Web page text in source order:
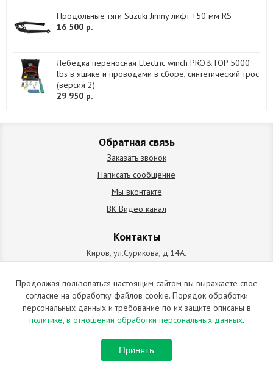
Продольные тяги Suzuki Jimny лифт +50 мм RS
16 500 р.
Лебедка переносная Electric winch PRO&TOP 5000
lbs в ящике и проводами в сборе, синтетический трос
(версия 2)
29 950 р.
Обратная связь
Заказать звонок
Написать сообщение
Мы вконтакте
ВК Видео канал
Контакты
Киров, ул.Сурикова, д.14А.
схема проезда
+7 (912) 827-92-55
ИП Позолотин Евгений Валерьевич
ИНН 434537218055 / ОГРН ИП 309434505600123 от 25.02.2009
2009-2026 © Все права защищены. Копирование материалов
запрещено. Отправляя любую форму на сайте, вы соглашаетесь с
Продолжая пользоваться настоящим сайтом вы выражаете свое
согласие на обработку файлов cookie. Порядок обработки
персональных данных и требование по их защите описаны в
политике, в отношении обработки персональных данных.
Принять